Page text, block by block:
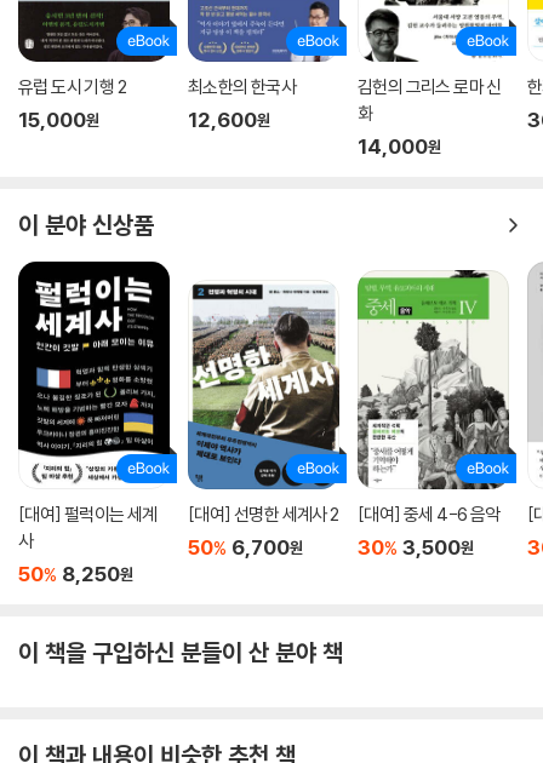
유럽 도시 기행 2
15,000원
최소한의 한국사
12,600원
김헌의 그리스 로마 신
화
14,000원
이 분야 신상품
[대여] 펄럭이는 세계
사
50% 8,250원
[대여] 선명한 세계사 2
50% 6,700원
[대여] 중세 4-6 음악
30% 3,500원
[
이 책을 구입하신 분들이 산 분야 책
이 책과 내용이 비슷한 추천 책